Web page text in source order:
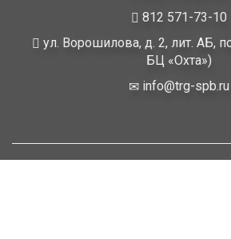
812 571-73-10
ул. Ворошилова, д. 2, лит. АБ,
БЦ «Охта»)
info@trg-spb.ru